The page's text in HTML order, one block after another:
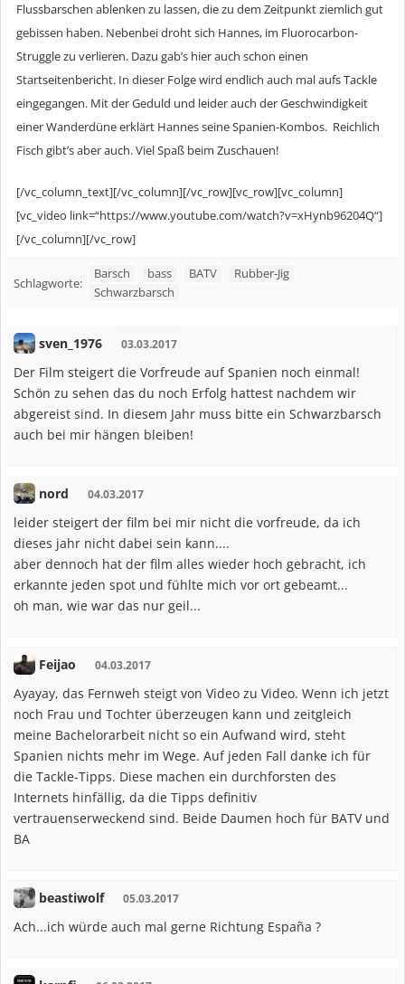
Flussbarschen ablenken zu lassen, die zu dem Zeitpunkt ziemlich gut
gebissen haben. Nebenbei droht sich Hannes, im Fluorocarbon-
Struggle zu verlieren. Dazu gab’s hier auch schon einen
Startseitenbericht. In dieser Folge wird endlich auch mal aufs Tackle
eingegangen. Mit der Geduld und leider auch der Geschwindigkeit
einer Wanderdüne erklärt Hannes seine Spanien-Kombos. Reichlich
Fisch gibt’s aber auch. Viel Spaß beim Zuschauen!
[/vc_column_text][/vc_column][/vc_row][vc_row][vc_column]
[vc_video link=“https://www.youtube.com/watch?v=xHynb96204Q“]
[/vc_column][/vc_row]
Schlagworte:
Barsch bass BATV
Rubber-Jig
Schwarzbarsch
sven_1976 03.03.2017
Der Film steigert die Vorfreude auf Spanien noch einmal!
Schön zu sehen das du noch Erfolg hattest nachdem wir
abgereist sind. In diesem Jahr muss bitte ein Schwarzbarsch
auch bei mir hängen bleiben!
nord 04.03.2017
leider steigert der film bei mir nicht die vorfreude, da ich
dieses jahr nicht dabei sein kann....
aber dennoch hat der film alles wieder hoch gebracht, ich
erkannte jeden spot und fühlte mich vor ort gebeamt...
oh man, wie war das nur geil...
Feijao 04.03.2017
Ayayay, das Fernweh steigt von Video zu Video. Wenn ich jetzt
noch Frau und Tochter überzeugen kann und zeitgleich
meine Bachelorarbeit nicht so ein Aufwand wird, steht
Spanien nichts mehr im Wege. Auf jeden Fall danke ich für
die Tackle-Tipps. Diese machen ein durchforsten des
Internets hinfällig, da die Tipps definitiv
vertrauenserweckend sind. Beide Daumen hoch für BATV und
BA
beastiwolf 05.03.2017
Ach...ich würde auch mal gerne Richtung España ?